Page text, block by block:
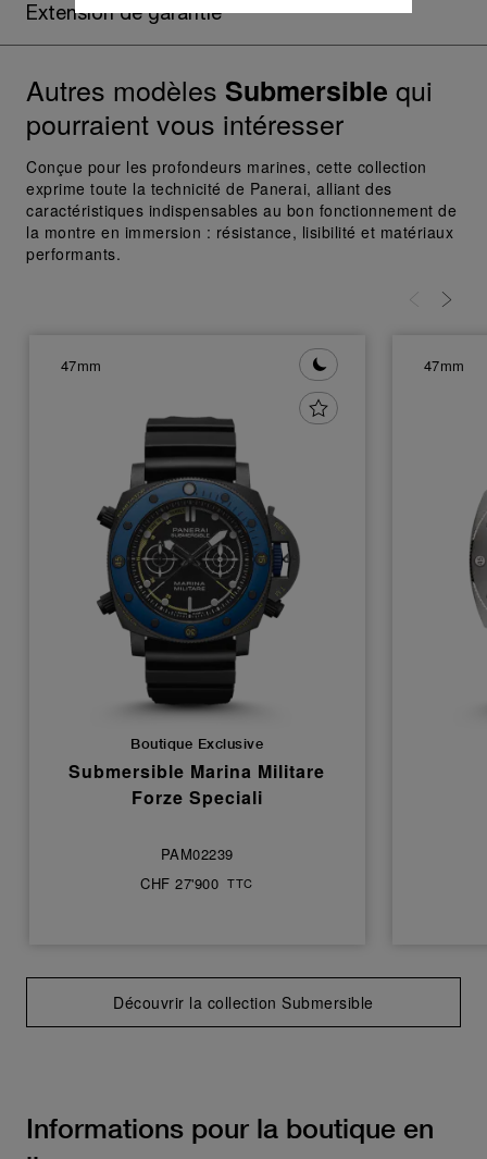
Extension de garantie
Autres modèles Submersible qui
pourraient vous intéresser
Conçue pour les profondeurs marines, cette collection
exprime toute la technicité de Panerai, alliant des
caractéristiques indispensables au bon fonctionnement de
la montre en immersion : résistance, lisibilité et matériaux
performants.
47mm
Boutique Exclusive
Submersible Marina Militare
Forze Speciali
PAM02239
CHF 27'900 TTC
47mm
Découvrir la collection Submersible
Informations pour la boutique en
donnez votre consentement pour l’utilisation
donnez votre consentement uniquement